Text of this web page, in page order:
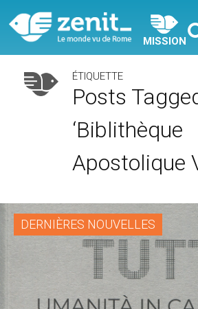
MISSION
ÉTIQUETTE
Posts
‘biblithèque
Apostolique
DERNIÈRES NOUVELLES